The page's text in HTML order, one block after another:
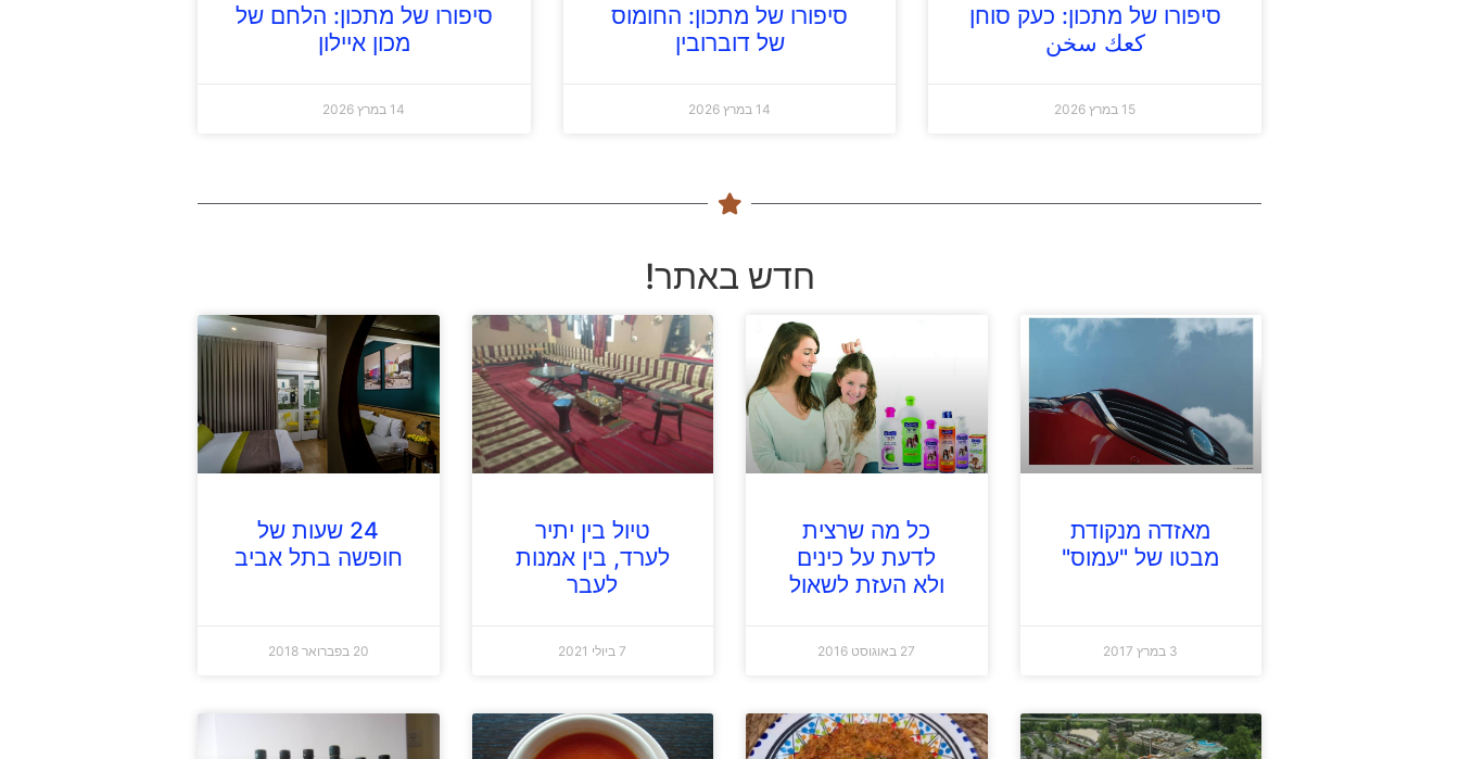
סיפורו של מתכון: כעק סוחן
كعك سخن
15 במרץ 2026
סיפורו של מתכון: החומוס
של דוברובין
14 במרץ 2026
סיפורו של מתכון: הלחם של
מכון איילון
14 במרץ 2026
חדש באתר!
מאזדה מנקודת
מבטו של "עמוס"
3 במרץ 2017
כל מה שרצית
לדעת על כינים
ולא העזת לשאול
27 באוגוסט 2016
טיול בין יתיר
לערד, בין אמנות
לעבר
7 ביולי 2021
24 שעות של
חופשה בתל אביב
20 בפברואר 2018